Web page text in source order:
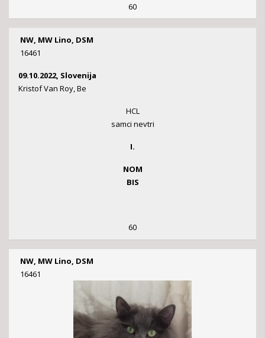
60
NW, MW Lino, DSM
16461
09.10.2022, Slovenija
Kristof Van Roy, Be
HCL
samci nevtri
I.
NOM
BIS
60
NW, MW Lino, DSM
16461